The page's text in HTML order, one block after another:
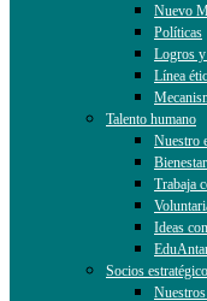
Nuevo
Políticas
Logros
Línea
Talento humano
Nuestro
Trabaja
Ideas
Socios